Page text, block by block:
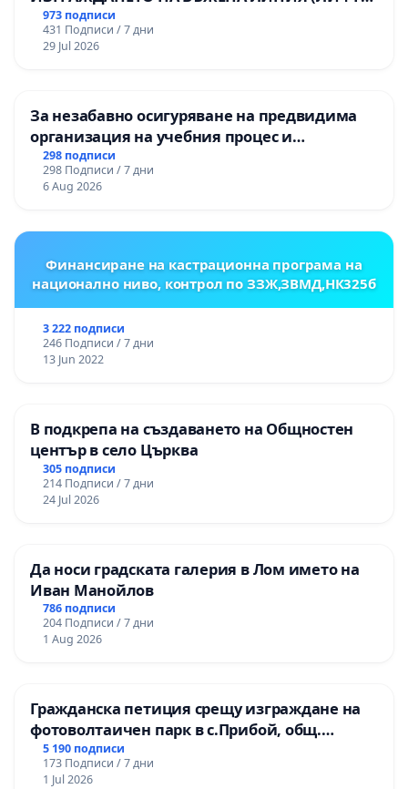
НА ТЕРИТОРИЯТА НА ПРИРОДНА
ЗАБЕЛЕЖИТЕЛНОСТ „ХЪЛМ НА
ОСВОБОДИТЕЛИТЕ“ (БУНАРДЖИК)
973 подписи
431 Подписи / 7 дни
29 Jul 2026
За незабавно осигуряване на предвидима
организация на учебния процес и
гарантиране на правото на равнопоставено
и качествено образование на учениците от
ОУ „Княз Александър I“ и Хуманитарна
298 подписи
298 Подписи / 7 дни
6 Aug 2026
Финансиране на кастрационна програма на
национално ниво, контрол по ЗЗЖ,ЗВМД,НК325б
3 222 подписи
246 Подписи / 7 дни
13 Jun 2022
В подкрепа на създаването на Общностен
център в село Църква
305 подписи
214 Подписи / 7 дни
24 Jul 2026
Да носи градската галерия в Лом името на
Иван Манойлов
786 подписи
204 Подписи / 7 дни
1 Aug 2026
Гражданска петиция срещу изграждане на
фотоволтаичен парк в с.Прибой, общ.
Радомир
5 190 подписи
173 Подписи / 7 дни
1 Jul 2026